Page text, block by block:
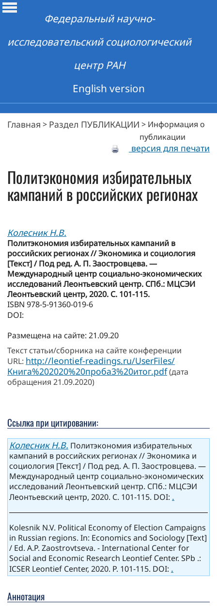
Федеральный научно-
исследовательский социологический
центр РАН
English version
Главная > Раздел ПУБЛИКАЦИИ > Информация о
публикации
версия для печати
Политэкономия избирательных
кампаний в российских регионах
Колесник Н.В.
Политэкономия избирательных кампаний в
российских регионах // Экономика и социология
[Текст] / Под ред. А. П. Заостровцева. —
Международный центр социально-экономических
исследований Леонтьевский центр. СПб.: МЦСЭИ
Леонтьевский центр, 2020. С. 101-115.
ISBN 978-5-91360-019-6
DOI:
Размещена на сайте: 21.09.20
Текст статьи/сборника на сайте конференции
URL: http://leontief-readings.ru/UserFiles/
Книга%202020%20проба3%20итог.pdf(дата
обращения 21.09.2020)
Ссылка при цитировании:
Колесник Н.В. Политэкономия избирательных
кампаний в российских регионах // Экономика и
социология [Текст] / Под ред. А. П. Заостровцева. —
Международный центр социально-экономических
исследований Леонтьевский центр. СПб.: МЦСЭИ
Леонтьевский центр, 2020. С. 101-115. DOI: .
Kolesnik N.V. Political Economy of Election Campaigns
in Russian regions. In: Economics and Sociology [Text]
/ Ed. A.P. Zaostrovtseva. - International Center for
Social and Economic Research Leontief Center. SPb .:
ICSER Leontief Center, 2020. P. 101-115. DOI: .
Аннотация